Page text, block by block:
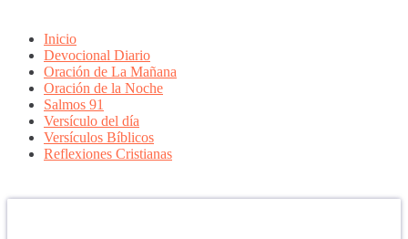
Inicio
Devocional Diario
Oración de La Mañana
Oración de la Noche
Salmos 91
Versículo del día
Versículos Bíblicos
Reflexiones Cristianas